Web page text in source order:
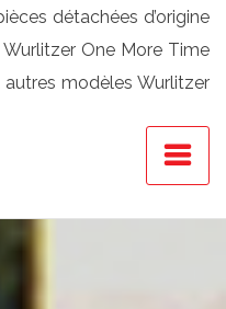
détachées d’origine
One More Time
autres modèles Wurlitzer